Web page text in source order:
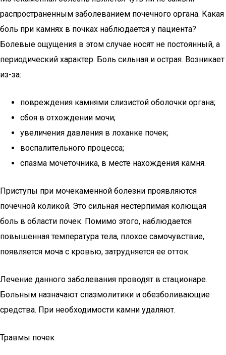
распространенным заболеванием почечного органа. Какая
боль при камнях в почках наблюдается у пациента?
Болевые ощущения в этом случае носят не постоянный, а
периодический характер. Боль сильная и острая. Возникает
из-за:
повреждения камнями слизистой оболочки органа;
сбоя в отхождении мочи;
увеличения давления в лоханке почек;
воспалительного процесса;
спазма мочеточника, в месте нахождения камня.
Приступы при мочекаменной болезни проявляются
почечной коликой. Это сильная нестерпимая колющая
боль в области почек. Помимо этого, наблюдается
повышенная температура тела, плохое самочувствие,
появляется моча с кровью, затрудняется ее отток.
Лечение данного заболевания проводят в стационаре.
Больным назначают спазмолитики и обезболивающие
средства. При необходимости камни удаляют.
Травмы почек